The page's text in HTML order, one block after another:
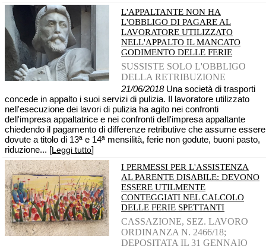
L'APPALTANTE NON HA
L'OBBLIGO DI PAGARE AL
LAVORATORE UTILIZZATO
NELL'APPALTO IL MANCATO
GODIMENTO DELLE FERIE
SUSSISTE SOLO L'OBBLIGO
DELLA RETRIBUZIONE
21/06/2018Una società di trasporti
concede in appalto i suoi servizi di pulizia. Il lavoratore utilizzato
nell'esecuzione dei lavori di pulizia ha agito nei confronti
dell'impresa appaltatrice e nei confronti dell'impresa appaltante
chiedendo il pagamento di differenze retributive che assume essere
dovute a titolo di 13ª e 14ª mensilità, ferie non godute, buoni pasto,
riduzione... [Leggi tutto]
I PERMESSI PER L'ASSISTENZA
AL PARENTE DISABILE: DEVONO
ESSERE UTILMENTE
CONTEGGIATI NEL CALCOLO
DELLE FERIE SPETTANTI
CASSAZIONE, SEZ. LAVORO
ORDINANZA N. 2466/18;
DEPOSITATA IL 31 GENNAIO